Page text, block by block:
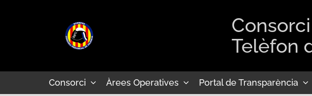
Telèfon
Consorci Àrees Operatives Portal de Transparència